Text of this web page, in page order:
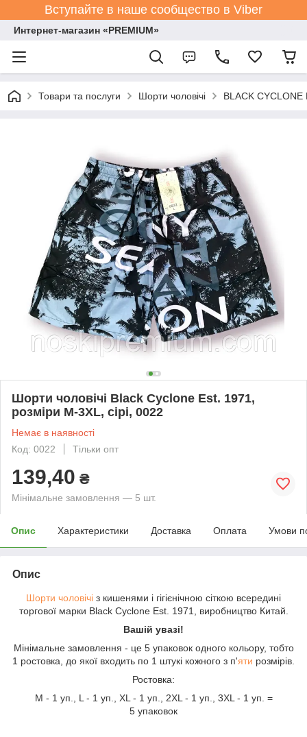
Вступайте в наше сообщество в Viber
Интернет-магазин «PREMIUM»
Товари та послуги Шорти чоловічі BLACK CYCLONE
Шорти чоловічі Black Cyclone Est. 1971,
розміри M-3XL, сірі, 0022
Немає в наявності
Код: 0022
Тільки опт
139,40 ₴
Мінімальне замовлення — 5 шт.
Опис Характеристики Доставка Оплата Умови
Опис
Шорти чоловічі з кишенями і гігієнічною сіткою всередині
торгової марки Black Cyclone Est. 1971, виробництво Китай.
Вашій увазі!
Мінімальне замовлення - це 5 упаковок одного кольору, тобто
1 ростовка, до якої входить по 1 штукі кожного з п'яти розмірів.
Ростовка:
М - 1 уп., L - 1 уп., XL - 1 уп., 2XL - 1 уп., 3XL - 1 уп. =
5 упаковок